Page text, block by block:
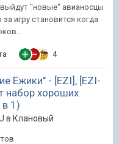
"новые" авианосцы
игру становится когда
4
Ёжики" - [EZI], [EZI-
набор хороших
1)
в Клановый